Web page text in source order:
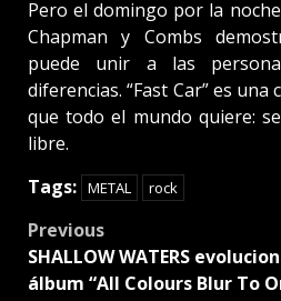
Pero el domingo por la
Chapman y Combs
puede unir a las
diferencias. “Fast Car” es una
que todo el mundo quiere:
libre.
Tags: METAL rock
Post
navigation
Previous
SHALLOW WATERS
álbum “All Colours Blur To